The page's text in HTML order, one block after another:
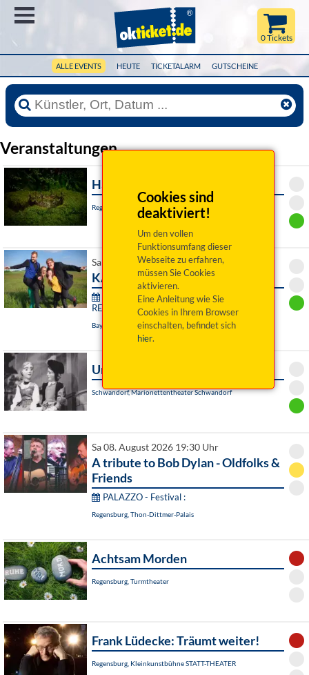
ALLE EVENTS HEUTE TICKETALARM GUTSCHEINE
0 Tickets
Cookies sind
deaktiviert!
Um den vollen
Funktionsumfang dieser
Webseite zu erfahren,
müssen Sie Cookies
aktivieren.
Eine Anleitung wie Sie
Cookies in Ihrem Browser
einschalten, befindet sich
hier.
Veranstaltungen
Hamlet
Regensburg, Akademietheater
Sa 08. August 2026 19:00 Uhr
KARMA
76. Festival junger Künstler Bayreuth -
RE:SONANZ:
Bayreuth, Das Zentrum
Undine
Schwandorf, Marionettentheater Schwandorf
Sa 08. August 2026 19:30 Uhr
A tribute to Bob Dylan - Oldfolks &
Friends
PALAZZO - Festival :
Regensburg, Thon-Dittmer-Palais
Achtsam Morden
Regensburg, Turmtheater
Frank Lüdecke: Träumt weiter!
Regensburg, Kleinkunstbühne STATT-THEATER